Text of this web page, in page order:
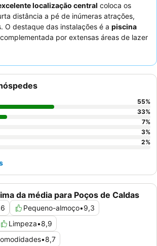
localização central coloca os
distância a pé de inúmeras atrações,
O destaque das instalações é a piscina
por extensas áreas de lazer
Os hóspedes elogiam consistentemente
de pequeno-almoço, que inclui um notável
Para uma experiência
considere visitar o
bar da piscina
Sports Bar, ambos celebrados pela sua
e ofertas de qualidade.
da média para Poços de Caldas
Pequeno-almoço•9,3
Limpeza•8,9
•8,7
55%
33%
7%
3%
2%